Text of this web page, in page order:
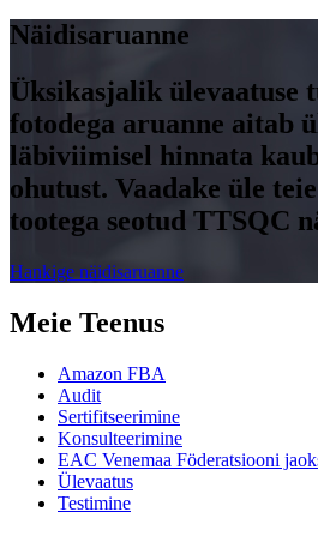
Näidisaruanne
Üksikasjalik ülevaatuse
fotodega aruanne aitab
läbiviimisel hinnata
ohutust. Vaadake üle
tootega seotud TTSQC
Hankige näidisaruanne
Meie Teenus
Amazon FBA
Audit
Sertifitseerimine
Konsulteerimine
EAC Venemaa Föderatsiooni
Ülevaatus
Testimine